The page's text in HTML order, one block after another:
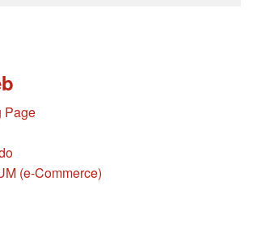
Page
(e-Commerce)